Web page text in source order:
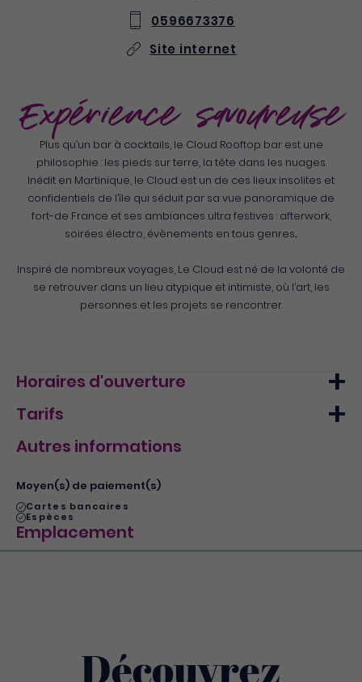
Expérience savoureuse
Plus qu’un bar à cocktails, le Cloud Rooftop bar est une
philosophie : les pieds sur terre, la tête dans les nuages.
Inédit en Martinique, le Cloud est un de ces lieux insolites et
confidentiels de l’île qui séduit par sa vue panoramique de
fort-de France et ses ambiances ultra festives : afterwork,
soirées électro, évènements en tous genres...
Inspiré de nombreux voyages, Le Cloud est né de la volonté de
se retrouver dans un lieu atypique et intimiste, où l’art, les
personnes et les projets se rencontrer.
Horaires d'ouverture
Lundi
17h00 - 00h00
Mardi
Vendredi
Samedi
19h00 - 01h00
Tarifs
A la carte
Autres informations
Moyen(s) de paiement(s)
Cartes bancaires
Espèces
Emplacement
0596673376
Site internet
Découvrez